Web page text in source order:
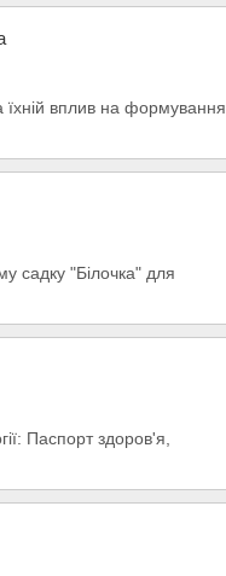
їхній вплив на формування
садку "Білочка" для
Паспорт здоров'я,